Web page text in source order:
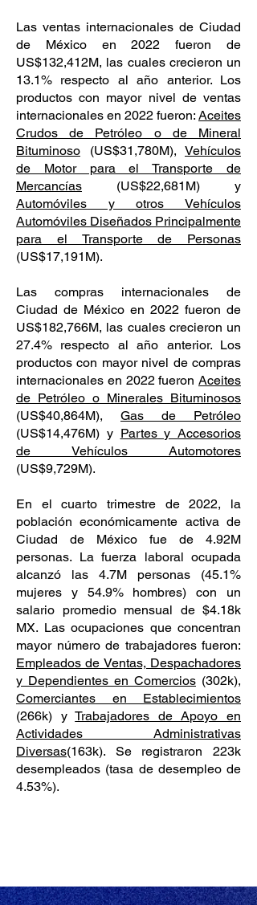
Las ventas internacionales de Ciudad
de México en 2022 fueron de
US$132,412M, las cuales crecieron un
13.1% respecto al año anterior. Los
productos con mayor nivel de ventas
internacionales en 2022 fueron: Aceites
Crudos de Petróleo o de Mineral
Bituminoso (US$31,780M), Vehículos
de Motor para el Transporte de
Mercancías (US$22,681M) y
Automóviles y otros Vehículos
Automóviles Diseñados Principalmente
para el Transporte de Personas
(US$17,191M).
Las compras internacionales de
Ciudad de México en 2022 fueron de
US$182,766M, las cuales crecieron un
27.4% respecto al año anterior. Los
productos con mayor nivel de compras
internacionales en 2022 fueron Aceites
de Petróleo o Minerales Bituminosos
(US$40,864M), Gas de Petróleo
(US$14,476M) y Partes y Accesorios
de Vehículos Automotores
(US$9,729M).
En el cuarto trimestre de 2022, la
población económicamente activa de
Ciudad de México fue de 4.92M
personas. La fuerza laboral ocupada
alcanzó las 4.7M personas (45.1%
mujeres y 54.9% hombres) con un
salario promedio mensual de $4.18k
MX. Las ocupaciones que concentran
mayor número de trabajadores fueron:
Empleados de Ventas, Despachadores
y Dependientes en Comercios (302k),
Comerciantes en Establecimientos
(266k) yTrabajadores de Apoyo en
Actividades Administrativas
Diversas(163k). Se registraron 223k
desempleados (tasa de desempleo de
4.53%).